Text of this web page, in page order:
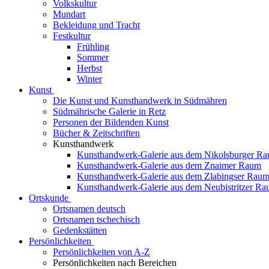
Volkskultur
Mundart
Bekleidung und Tracht
Festkultur
Frühling
Sommer
Herbst
Winter
Kunst
Die Kunst und Kunsthandwerk in Südmähren
Südmährische Galerie in Retz
Personen der Bildenden Kunst
Bücher & Zeitschriften
Kunsthandwerk
Kunsthandwerk-Galerie aus dem Nikolsburger
Kunsthandwerk-Galerie aus dem Znaimer Raum
Kunsthandwerk-Galerie aus dem Zlabingser Raum
Kunsthandwerk-Galerie aus dem Neubistritzer
Ortskunde
Ortsnamen deutsch
Ortsnamen tschechisch
Gedenkstätten
Persönlichkeiten
Persönlichkeiten von A-Z
Persönlichkeiten nach Bereichen